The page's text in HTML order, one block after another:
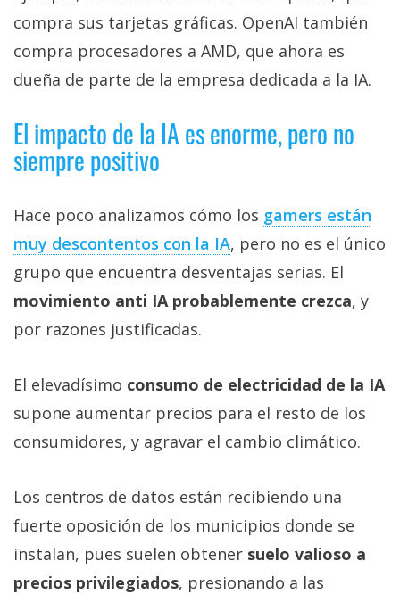
compra sus tarjetas gráficas. OpenAI también
compra procesadores a AMD, que ahora es
dueña de parte de la empresa dedicada a la IA.
El impacto de la IA es enorme, pero no
siempre positivo
Hace poco analizamos cómo los gamers están
muy descontentos con la IA‎, pero no es el único
grupo que encuentra desventajas serias. El
movimiento anti IA probablemente crezca, y
por razones justificadas.
El elevadísimo consumo de electricidad de la IA
supone aumentar precios para el resto de los
consumidores, y agravar el cambio climático.
Los centros de datos están recibiendo una
fuerte oposición de los municipios donde se
instalan, pues suelen obtener suelo valioso a
precios privilegiados, presionando a las